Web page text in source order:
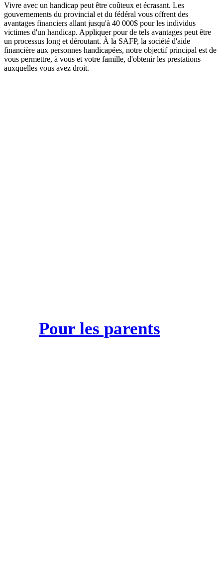
Vivre avec un handicap peut être coûteux et écrasant. Les
gouvernements du provincial et du fédéral vous offrent des
avantages financiers allant jusqu'à 40 000$ pour les individus
victimes d'un handicap. Appliquer pour de tels avantages peut être
un processus long et déroutant. À la SAFP, la société d'aide
financière aux personnes handicapées, notre objectif principal est de
vous permettre, à vous et votre famille, d'obtenir les prestations
auxquelles vous avez droit.
Pour les parents